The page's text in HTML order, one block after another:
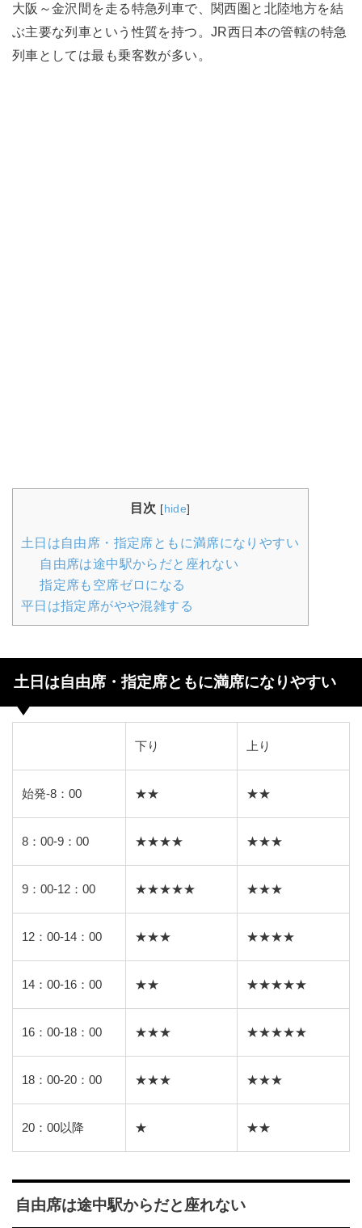
大阪～金沢間を走る特急列車で、関西圏と北陸地方を結
ぶ主要な列車という性質を持つ。JR西日本の管轄の特急
列車としては最も乗客数が多い。
目次 [hide]
土日は自由席・指定席ともに満席になりやすい
自由席は途中駅からだと座れない
指定席も空席ゼロになる
平日は指定席がやや混雑する
土日は自由席・指定席ともに満席になりやすい
下り 上り
始発-8：00 ★★ ★★
8：00-9：00 ★★★★ ★★★
9：00-12：00 ★★★★★ ★★★
12：00-14：00 ★★★ ★★★★
14：00-16：00 ★★ ★★★★★
16：00-18：00 ★★★ ★★★★★
18：00-20：00 ★★★ ★★★
20：00以降 ★ ★★
自由席は途中駅からだと座れない